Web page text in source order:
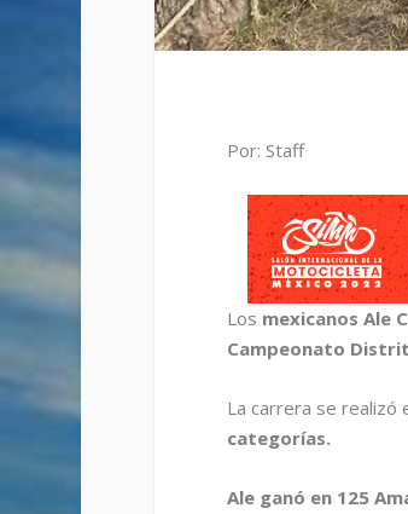
Por: Staff
Los mexicanos Ale
Campeonato
La carrera se realizó
categorías.
Ale ganó en 125